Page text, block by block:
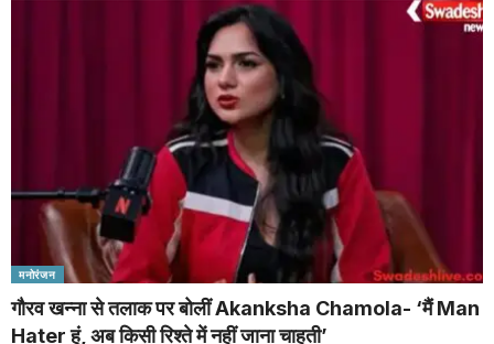
मनोरंजन
गौरव खन्ना से तलाक पर बोलीं Akanksha Chamola- ‘मैं Man
Hater हूं, अब किसी रिश्ते में नहीं जाना चाहती’